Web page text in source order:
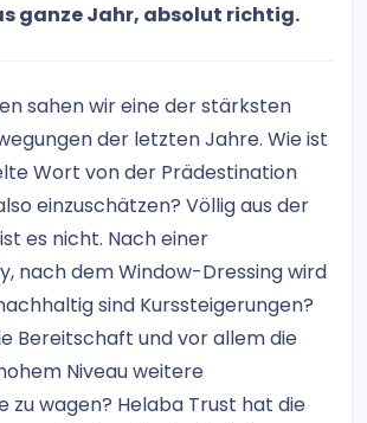
ganze Jahr, absolut richtig.
sahen wir eine der stärksten
der letzten Jahre. Wie ist
Wort von der Prädestination
einzuschätzen? Völlig aus der
es nicht. Nach einer
nach dem Window-Dressing wird
sind Kurssteigerungen?
Bereitschaft und vor allem die
Niveau weitere
zu wagen? Helaba Trust hat die